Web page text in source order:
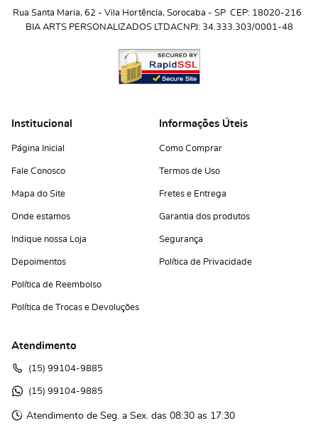
Rua Santa Maria, 62 - Vila Hortência, Sorocaba - SP CEP: 18020-216
BIA ARTS PERSONALIZADOS LTDACNPJ: 34.333.303/0001-48
Institucional
Página Inicial
Fale Conosco
Mapa do Site
Onde estamos
Indique nossa Loja
Depoimentos
Política de Reembolso
Política de Trocas e Devoluções
Informações Úteis
Como Comprar
Termos de Uso
Fretes e Entrega
Garantia dos produtos
Segurança
Política de Privacidade
Atendimento
(15) 99104-9885
(15) 99104-9885
Atendimento de Seg. a Sex. das 08:30 as 17:30